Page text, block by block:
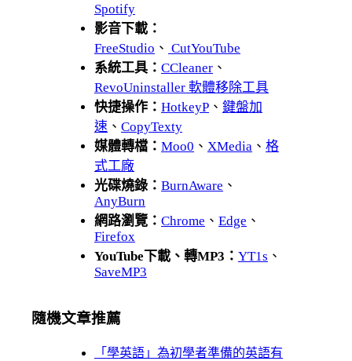
Spotify
影音下載：
FreeStudio 、 CutYouTube
系統工具： CCleaner 、
RevoUninstaller 軟體移除工具
快捷操作： HotkeyP 、 鍵盤加
速 、 CopyTexty
媒體轉檔： Moo0 、 XMedia 、 格
式工廠
光碟燒錄： BurnAware 、
AnyBurn
網路瀏覽： Chrome 、 Edge 、
Firefox
YouTube下載、轉MP3： YT1s 、
SaveMP3
隨機文章推薦
「學英語」為初學者準備的英語有